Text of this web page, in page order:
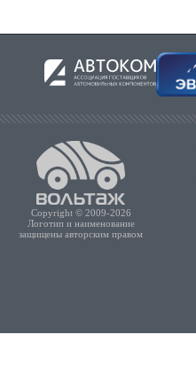
Copyright © 2009-2026
Логотип и наименование
защищены авторским правом